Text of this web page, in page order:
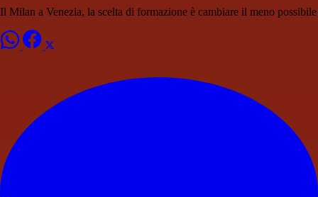
Il Milan a Venezia, la scelta di formazione è cambiare il meno possibile